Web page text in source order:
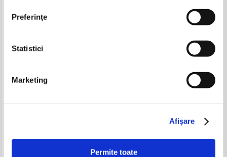
Preferinţe
Statistici
Marketing
Afişare
Permite toate
was over
Adaugă în coș
Studii si articole de istorie, LXIV,
Adaugă în coș